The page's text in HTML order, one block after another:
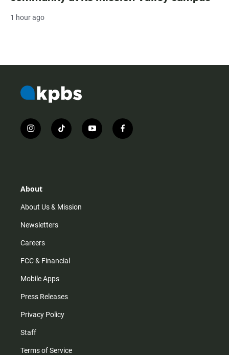
1 hour ago
i
n
r
m
t
i
y
o
f
a
About
About Us & Mission
Newsletters
Careers
FCC & Financial
Mobile Apps
Press Releases
Privacy Policy
Staff
Terms of Service